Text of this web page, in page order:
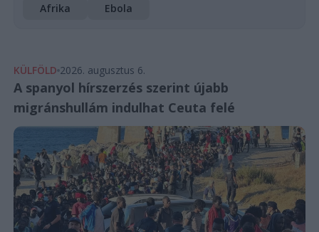
Afrika
Ebola
KÜLFÖLD 2026. augusztus 6.
A spanyol hírszerzés szerint újabb
migránshullám indulhat Ceuta felé